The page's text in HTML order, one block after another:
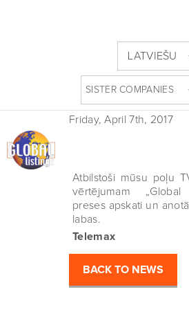
LATVIEŠU
SISTER COMPANIES
TELE MAX, TV
MAGAZINE,
POLAND
Friday, April 7th, 2017
Atbilstoši mūsu poļu
vērtējumam „Global
preses apskati un
labas.
Telemax
BACK TO NEWS